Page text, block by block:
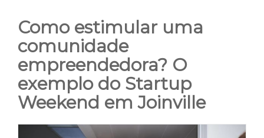
Como estimular uma
comunidade
empreendedora? O
exemplo do Startup
Weekend em Joinville